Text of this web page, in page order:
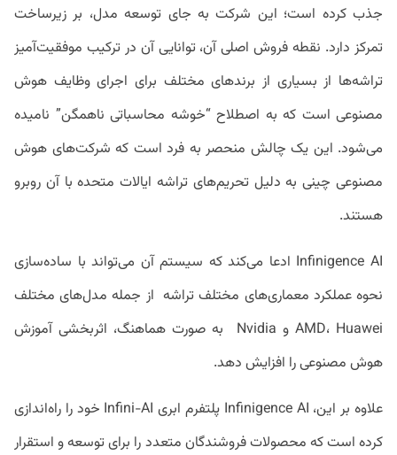
جذب کرده است؛ این شرکت به جای توسعه مدل، بر زیرساخت
تمرکز دارد. نقطه فروش اصلی آن، توانایی آن در ترکیب موفقیت‌آمیز
تراشه‌ها از بسیاری از برندهای مختلف برای اجرای وظایف هوش
مصنوعی است که به اصطلاح “خوشه محاسباتی ناهمگن” نامیده
می‌شود. این یک چالش منحصر به فرد است که شرکت‌های هوش
مصنوعی چینی به دلیل تحریم‌های تراشه ایالات متحده با آن روبرو
هستند.
Infinigence AI ادعا می‌کند که سیستم آن می‌تواند با ساده‌سازی
نحوه عملکرد معماری‌های مختلف تراشه از جمله مدل‌های مختلف
AMD، Huawei و Nvidia به صورت هماهنگ، اثربخشی آموزش
هوش مصنوعی را افزایش دهد.
علاوه بر این، Infinigence AI پلتفرم ابری Infini-AI خود را راه‌اندازی
کرده است که محصولات فروشندگان متعدد را برای توسعه و استقرار